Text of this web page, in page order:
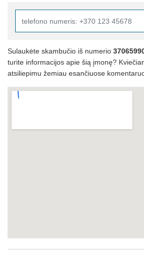
Sulaukėte skambučio iš numerio
turite informacijos apie šią įmonę?
atsiliepimu žemiau esančiuose